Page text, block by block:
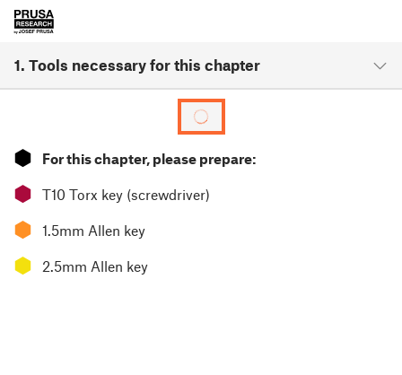
1. Tools necessary for this chapter
⬢ For this chapter, please prepare:
⬢ T10 Torx key (screwdriver)
⬢ 1.5mm Allen key
⬢ 2.5mm Allen key